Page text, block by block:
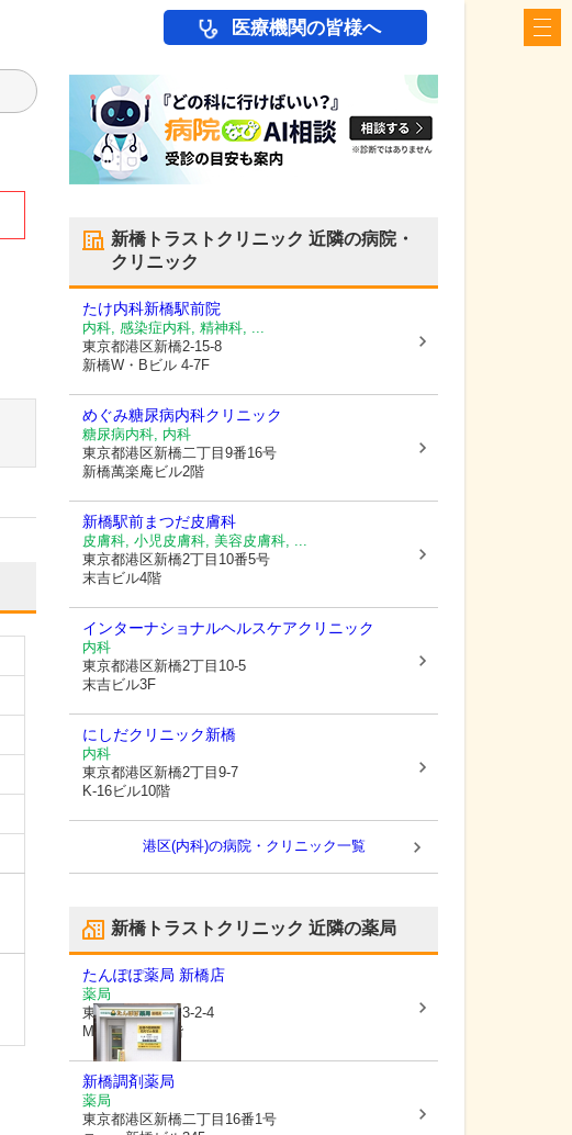
医療機関の皆様へ
新橋トラストクリニック 近隣の病院・
クリニック
たけ内科新橋駅前院
内科, 感染症内科, 精神科, ...
東京都港区新橋2-15-8
新橋W・Bビル 4-7F
めぐみ糖尿病内科クリニック
糖尿病内科, 内科
東京都港区新橋二丁目9番16号
新橋萬楽庵ビル2階
新橋駅前まつだ皮膚科
皮膚科, 小児皮膚科, 美容皮膚科, ...
東京都港区新橋2丁目10番5号
末吉ビル4階
インターナショナルヘルスケアクリニック
内科
東京都港区新橋2丁目10-5
末吉ビル3F
にしだクリニック新橋
内科
東京都港区新橋2丁目9-7
K-16ビル10階
港区(内科)の病院・クリニック一覧
新橋トラストクリニック 近隣の薬局
たんぽぽ薬局 新橋店
薬局
東京都港区新橋3-2-4
MKプレイス1階
新橋調剤薬局
薬局
東京都港区新橋二丁目16番1号